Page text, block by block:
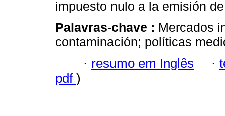
impuesto nulo a la emisión
Palavras-chave : Mercados
contaminación; políticas
· resumo em Inglês ·
pdf )